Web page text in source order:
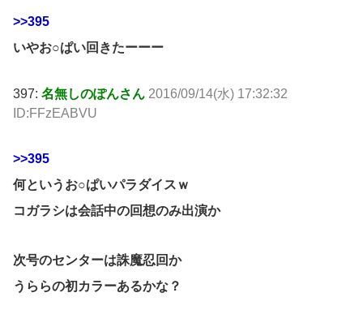
>>395
いやお○ぱい回きたーーー
397: 名無しのぽんさん 2016/09/14(水) 17:32:32
ID:FFzEABVU
>>395
何というお○ぱいパラダイスｗ
コガラシは会話中の回想のみ出演か
次号のセンターは誅魔忍回か
うららの初カラーあるかな？